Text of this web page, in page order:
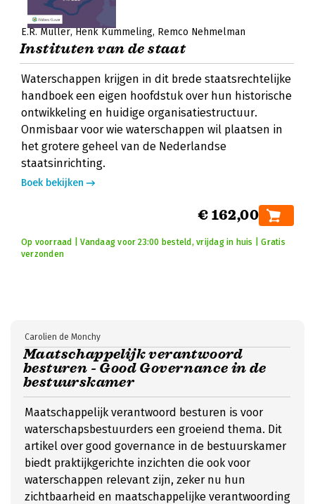
E.R. Muller Henk Kummeling Remco Nehmelman
Instituten van de staat
Waterschappen krijgen in dit brede staatsrechtelijke
handboek een eigen hoofdstuk over hun historische
ontwikkeling en huidige organisatiestructuur.
Onmisbaar voor wie waterschappen wil plaatsen in
het grotere geheel van de Nederlandse
staatsinrichting.
Boek bekijken
€ 162,00
Op voorraad | Vandaag voor 23:00 besteld, vrijdag in huis | Gratis
verzonden
Maatschappelijk verantwoord
besturen - Good Governance in de
bestuurskamer
Carolien de Monchy
Maatschappelijk verantwoord besturen is voor
waterschapsbestuurders een groeiend thema. Dit
artikel over good governance in de bestuurskamer
biedt praktijkgerichte inzichten die ook voor
waterschappen relevant zijn, zeker nu hun
zichtbaarheid en maatschappelijke verantwoording